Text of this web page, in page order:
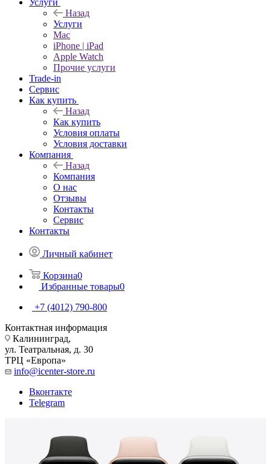
Услуги
Назад
Услуги
Mac
iPhone | iPad
Apple Watch
Прочие услуги
Trade-in
Сервис
Как купить
Назад
Как купить
Условия оплаты
Условия доставки
Компания
Назад
Компания
О нас
Отзывы
Контакты
Сервис
Контакты
Личный кабинет
Корзина0
Избранные товары0
+7 (4012) 790-800
Контактная информация
Калининград,
ул. Театральная, д. 30
ТРЦ «Европа»
info@icenter-store.ru
Вконтакте
Telegram